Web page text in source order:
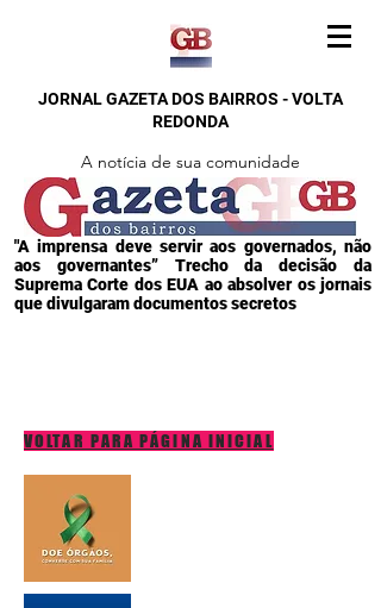
JORNAL GAZETA DOS BAIRROS - VOLTA
REDONDA
A notícia de sua comunidade
"A imprensa deve servir aos governados, não
aos governantes” Trecho da decisão da
Suprema Corte dos EUA ao absolver os jornais
que divulgaram documentos secretos
VOLTAR PARA PÁGINA INICIAL